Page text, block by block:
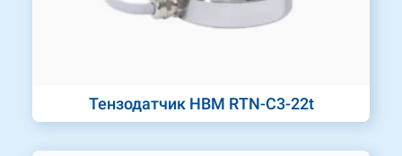
Тензодатчик HBM RTN-C3-22t